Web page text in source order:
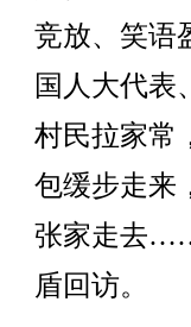
竞放、笑语
国人大代表
村民拉家常
包缓步走来
张家走去
盾回访。